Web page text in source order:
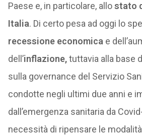
Paese e, in particolare, allostato
Italia. Di certo pesa ad oggi lo
recessione economica e
dell’inflazione,tuttavia alla base
sulla governance del Servizio
condotte negli ultimi due anni e
dall’emergenza sanitaria da
necessità di ripensare le